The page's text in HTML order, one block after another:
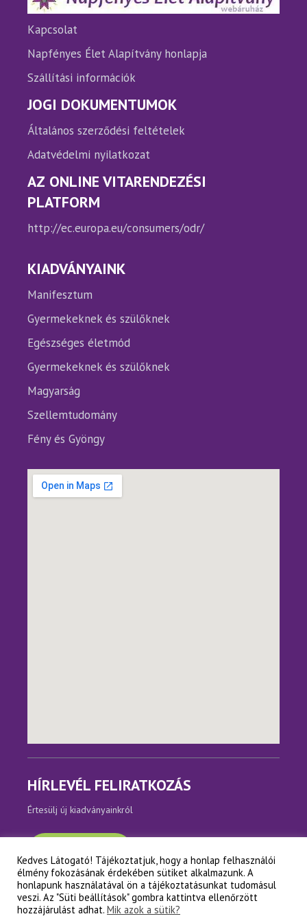
ki
Kapcsolat
Napfényes Élet Alapítvány honlapja
Szállítási információk
JOGI DOKUMENTUMOK
Általános szerződési feltételek
Adatvédelmi nyilatkozat
AZ ONLINE VITARENDEZÉSI
PLATFORM
http://ec.europa.eu/consumers/odr/
KIADVÁNYAINK
Manifesztum
Gyermekeknek és szülőknek
Egészséges életmód
Gyermekeknek és szülőknek
Magyarság
Szellemtudomány
Fény és Gyöngy
HÍRLEVÉL FELIRATKOZÁS
Értesülj új kiadványainkról
Copyright © Napfényes Élet Alapítvány
Kedves Látogató! Tájékoztatjuk, hogy a honlap felhasználói
élmény fokozásának érdekében sütiket alkalmazunk. A
honlapunk használatával ön a tájékoztatásunkat tudomásul
veszi. Az "Süti beállítások" gombra kattintva ellenőrzött
hozzájárulást adhat. Mik azok a sütik?